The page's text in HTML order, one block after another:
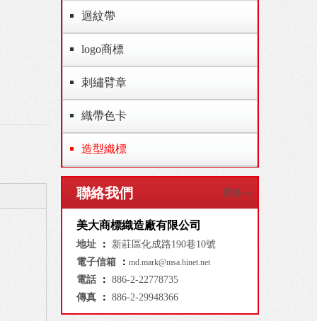
迴紋帶
logo商標
刺繡臂章
織帶色卡
造型織標
聯絡我們 更多 »
美大商標織造廠有限公司
地址 ：
新莊區化成路190巷10號
電子信箱
： md.mark@msa.hinet.net
電話 ： 886-2-22778735
傳真
： 886-2-29948366